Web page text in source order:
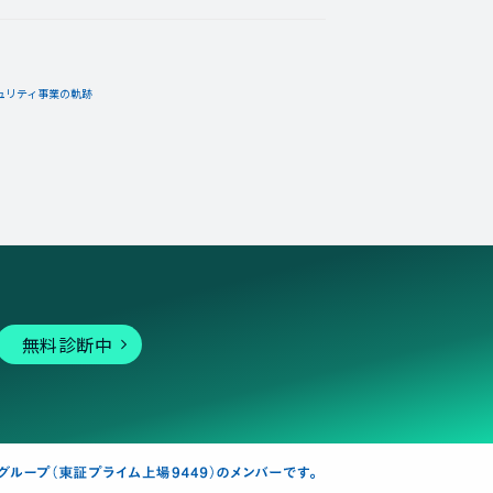
リティ事業の軌跡
無料診断中